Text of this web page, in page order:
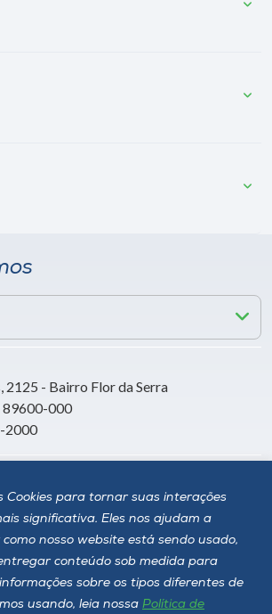
Cookies para tornar suas interações
significativa. Eles nos ajudam a
nosso website está sendo usado,
conteúdo sob medida para
sobre os tipos diferentes de
usando, leia nossa Política de
2125 - Bairro Flor da Serra
89600-000
2000